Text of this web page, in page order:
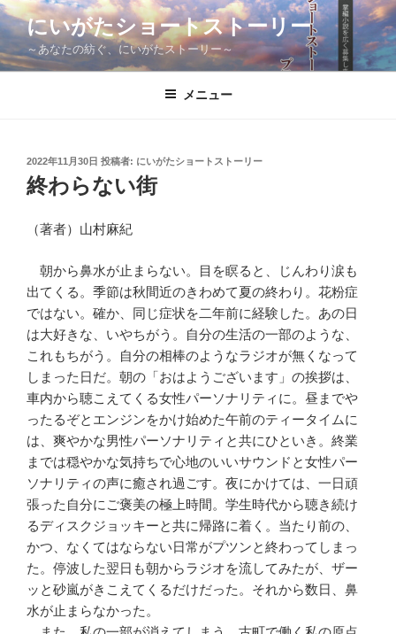
コ
ン
テ
ン
にいがたショートストーリー
～あなたの紡ぐ、にいがたストーリー～
メニュー
投
稿
日:
2022年11月30日 投稿者: にいがたショートストーリー
終わらない街
（著者）山村麻紀
朝から鼻水が止まらない。目を瞑ると、じんわり涙も
出てくる。季節は秋間近のきわめて夏の終わり。花粉症
ではない。確か、同じ症状を二年前に経験した。あの日
は大好きな、いやちがう。自分の生活の一部のような、
これもちがう。自分の相棒のようなラジオが無くなって
しまった日だ。朝の「おはようございます」の挨拶は、
車内から聴こえてくる女性パーソナリティに。昼までや
ったるぞとエンジンをかけ始めた午前のティータイムに
は、爽やかな男性パーソナリティと共にひといき。終業
までは穏やかな気持ちで心地のいいサウンドと女性パー
ソナリティの声に癒され過ごす。夜にかけては、一日頑
張った自分にご褒美の極上時間。学生時代から聴き続け
るディスクジョッキーと共に帰路に着く。当たり前の、
かつ、なくてはならない日常がプツンと終わってしまっ
た。停波した翌日も朝からラジオを流してみたが、ザー
ッと砂嵐がきこえてくるだけだった。それから数日、鼻
水が止まらなかった。